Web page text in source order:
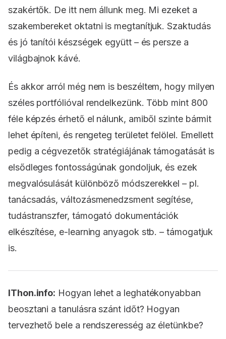
szakértők. De itt nem állunk meg. Mi ezeket a
szakembereket oktatni is megtanítjuk. Szaktudás
és jó tanítói készségek együtt – és persze a
világbajnok kávé.
És akkor arról még nem is beszéltem, hogy milyen
széles portfólióval rendelkezünk. Több mint 800
féle képzés érhető el nálunk, amiből szinte bármit
lehet építeni, és rengeteg területet felölel. Emellett
pedig a cégvezetők stratégiájának támogatását is
elsődleges fontosságúnak gondoljuk, és ezek
megvalósulását különböző módszerekkel – pl.
tanácsadás, változásmenedzsment segítése,
tudástranszfer, támogató dokumentációk
elkészítése, e-learning anyagok stb. – támogatjuk
is.
IThon.info: Hogyan lehet a leghatékonyabban
beosztani a tanulásra szánt időt? Hogyan
tervezhető bele a rendszeresség az életünkbe?